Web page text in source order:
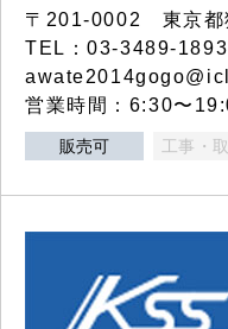
〒201-0002 東京都
TEL：03-3489-
営業時間：6:30〜
販売可 工事・